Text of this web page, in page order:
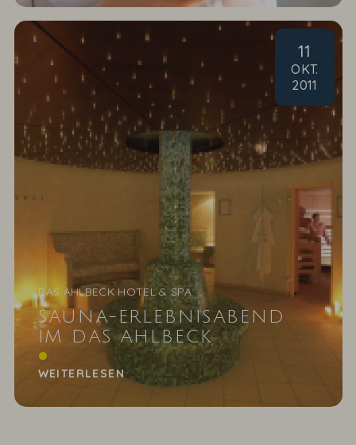
11
OKT.
2011
SAUNA-ERLEBNISABEND
IM DAS AHLBECK
Rendezvous für Körper und Seele In den kühler
gewordenen Herbsttagen sehnen wir uns nach
DAS AHLBECK HOTEL & SPA
WEITERLESEN